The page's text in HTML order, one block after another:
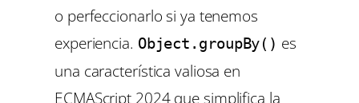
o perfeccionarlo si ya tenemos
experiencia. Object.groupBy() es
una característica valiosa en
ECMAScript 2024 que simplifica la